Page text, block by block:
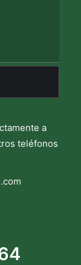
a
teléfonos